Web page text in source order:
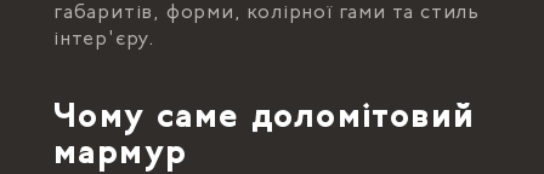
габаритів, форми, колірної гами та стиль
інтер'єру.
Чому саме доломітовий
мармур